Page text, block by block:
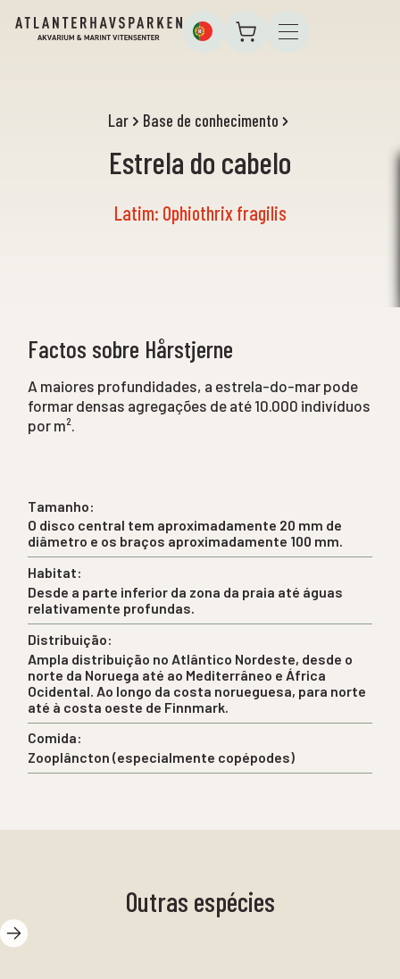
Lar Base de conhecimento
Estrela do cabelo
Latim: Ophiothrix fragilis
Tamanho:
O disco central tem aproximadamente 20 mm de
diâmetro e os braços aproximadamente 100 mm.
Habitat:
Desde a parte inferior da zona da praia até águas
relativamente profundas.
Distribuição:
Ampla distribuição no Atlântico Nordeste, desde o
norte da Noruega até ao Mediterrâneo e África
Ocidental. Ao longo da costa norueguesa, para norte
até à costa oeste de Finnmark.
Comida:
Zooplâncton (especialmente copépodes)
Factos sobre Hårstjerne
A maiores profundidades, a estrela-do-mar pode
formar densas agregações de até 10.000 indivíduos
por m².
Outras espécies